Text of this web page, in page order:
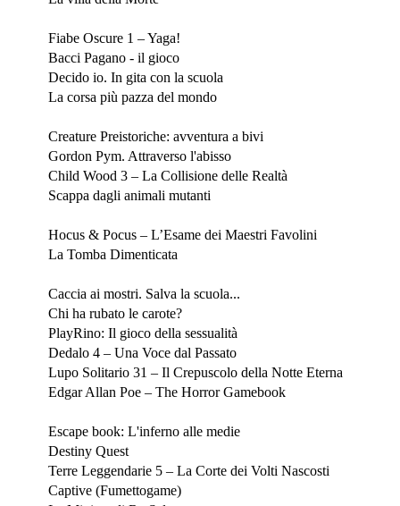
Fiabe Oscure 1 – Yaga!
Bacci Pagano - il gioco
Decido io. In gita con la scuola
La corsa più pazza del mondo
Creature Preistoriche: avventura a bivi
Gordon Pym. Attraverso l'abisso
Child Wood 3 – La Collisione delle Realtà
Scappa dagli animali mutanti
Hocus & Pocus – L’Esame dei Maestri Favolini
La Tomba Dimenticata
Caccia ai mostri. Salva la scuola...
Chi ha rubato le carote?
PlayRino: Il gioco della sessualità
Dedalo 4 – Una Voce dal Passato
Lupo Solitario 31 – Il Crepuscolo della Notte Eterna
Edgar Allan Poe – The Horror Gamebook
Escape book: L'inferno alle medie
Destiny Quest
Terre Leggendarie 5 – La Corte dei Volti Nascosti
Captive (Fumettogame)